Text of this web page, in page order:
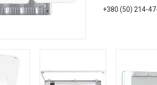
+380 (50) 214-